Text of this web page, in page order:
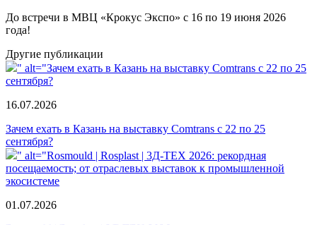
До встречи в МВЦ «Крокус Экспо» с 16 по 19 июня 2026
года!
Другие публикации
" alt="Зачем ехать в Казань на выставку Comtrans c 22 по 25
сентября?
16.07.2026
Зачем ехать в Казань на выставку Comtrans c 22 по 25
сентября?
" alt="Rosmould | Rosplast | 3Д-ТЕХ 2026: рекордная
посещаемость; от отраслевых выставок к промышленной
экосистеме
01.07.2026